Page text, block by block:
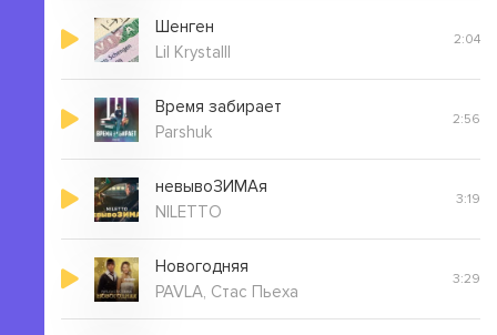
Шенген
Lil Krystalll
2:04
Время забирает
Parshuk
2:56
невывоЗИМАя
NILETTO
3:19
Новогодняя
PAVLA, Стас Пьеха
3:29